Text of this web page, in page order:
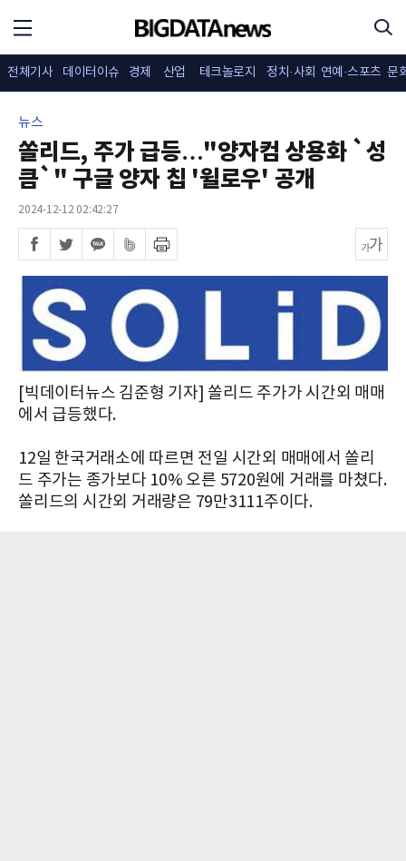
전체기사 데이터이슈 경제 산업 테크놀로지 정치·사회 연예·스포츠 문
뉴스
쏠리드, 주가 급등…"양자컴 상용화 `성
큼`" 구글 양자 칩 '윌로우' 공개
2024-12-12 02:42:27
[빅데이터뉴스 김준형 기자] 쏠리드 주가가 시간외 매매
에서 급등했다.
12일 한국거래소에 따르면 전일 시간외 매매에서 쏠리
드 주가는 종가보다 10% 오른 5720원에 거래를 마쳤다.
쏠리드의 시간외 거래량은 79만3111주이다.